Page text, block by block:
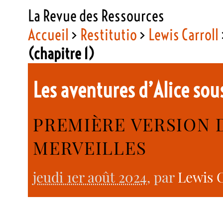
La Revue des Ressources
Accueil > Restitutio> Lewis Carroll
(chapitre 1)
Les aventures d’Alice
PREMIÈRE VERSION
MERVEILLES
jeudi 1er août 2024, parLewis